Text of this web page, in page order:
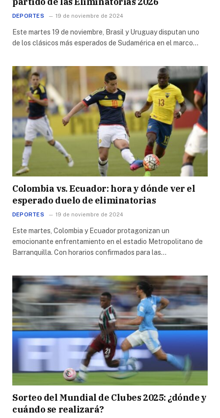
DEPORTES 19 de noviembre de 2024
Este martes 19 de noviembre, Brasil y Uruguay disputan uno
de los clásicos más esperados de Sudamérica en el marco…
Colombia vs. Ecuador: hora y dónde ver el
esperado duelo de eliminatorias
DEPORTES 19 de noviembre de 2024
Este martes, Colombia y Ecuador protagonizan un
emocionante enfrentamiento en el estadio Metropolitano de
Barranquilla. Con horarios confirmados para las…
Sorteo del Mundial de Clubes 2025: ¿dónde y
cuándo se realizará?